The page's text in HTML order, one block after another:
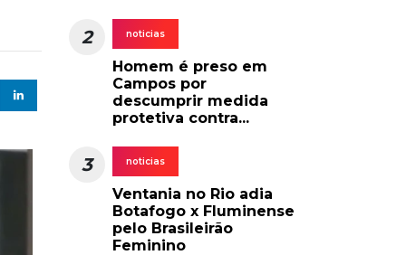
2 noticias
Homem é preso em
Campos por
descumprir medida
protetiva contra...
3 noticias
Ventania no Rio adia
Botafogo x Fluminense
pelo Brasileirão
Feminino